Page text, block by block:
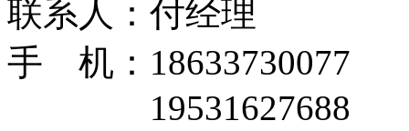
联系人：付经理
手 机：18633730077
19531627688